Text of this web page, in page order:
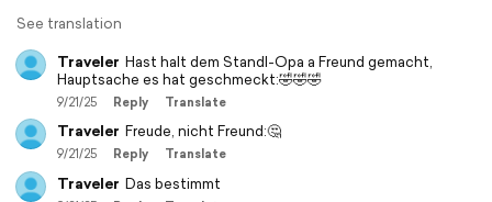
See translation
Traveler Hast halt dem Standl-Opa a Freund gemacht,
Hauptsache es hat geschmeckt:🤣🤣🤣
9/21/25 Reply Translate
Traveler Freude, nicht Freund:🤔
9/21/25 Reply Translate
Traveler Das bestimmt